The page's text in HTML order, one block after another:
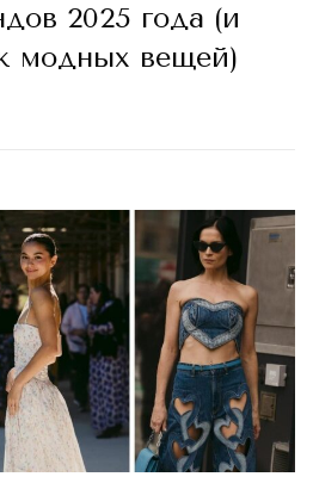
2025 года (и
модных вещей)